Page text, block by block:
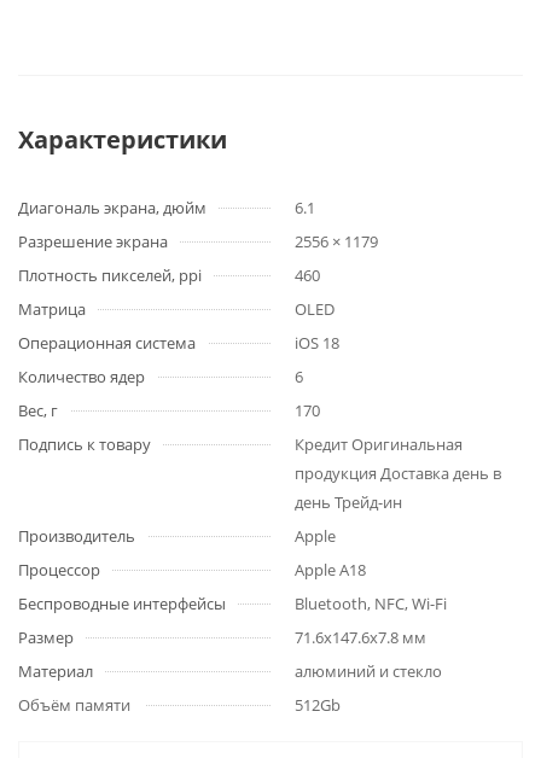
Характеристики
Диагональ экрана, дюйм
6.1
Разрешение экрана
2556 × 1179
Плотность пикселей, ppi
460
Матрица
OLED
Операционная система
iOS 18
Количество ядер
6
Вес, г
170
Подпись к товару
Кредит Оригинальная
продукция Доставка день в
день Трейд-ин
Производитель
Apple
Процессор
Apple A18
Беспроводные интерфейсы
Bluetooth, NFC, Wi-Fi
Размер
71.6x147.6x7.8 мм
Материал
алюминий и стекло
Объём памяти
512Gb